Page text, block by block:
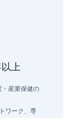
上
産業保健の
ワーク、専